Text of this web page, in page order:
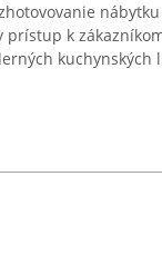
k
kuchynských